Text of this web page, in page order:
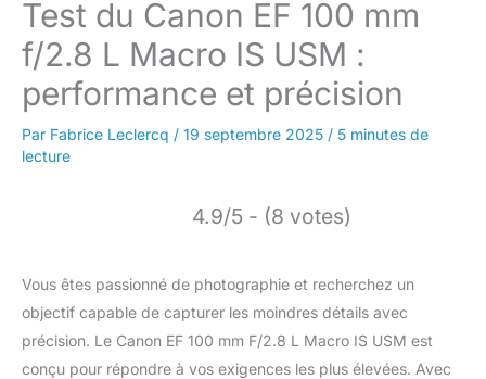
Test du Canon EF 100 mm
f/2.8 L Macro IS USM :
performance et précision
Par Fabrice Leclercq / 19 septembre 2025 / 5 minutes de
lecture
4.9/5 - (8 votes)
Vous êtes passionné de photographie et recherchez un
objectif capable de capturer les moindres détails avec
précision. Le Canon EF 100 mm F/2.8 L Macro IS USM est
conçu pour répondre à vos exigences les plus élevées. Avec